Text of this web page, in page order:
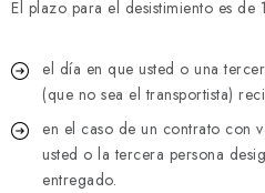
APLICACIÓN
CATÁLOGO
El plazo para el desistimiento es de
el día en que usted o una
(que no sea el transportista)
en el caso de un contrato con
usted o la tercera persona
entregado.